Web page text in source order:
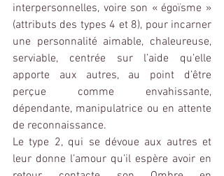
interpersonnelles, voire son « égoïsme »
(attributs des types 4 et 8), pour incarner
une personnalité aimable, chaleureuse,
serviable, centrée sur l’aide qu’elle
apporte aux autres, au point d’être
perçue comme envahissante,
dépendante, manipulatrice ou en attente
de reconnaissance.
Le type 2, qui se dévoue aux autres et
leur donne l’amour qu’il espère avoir en